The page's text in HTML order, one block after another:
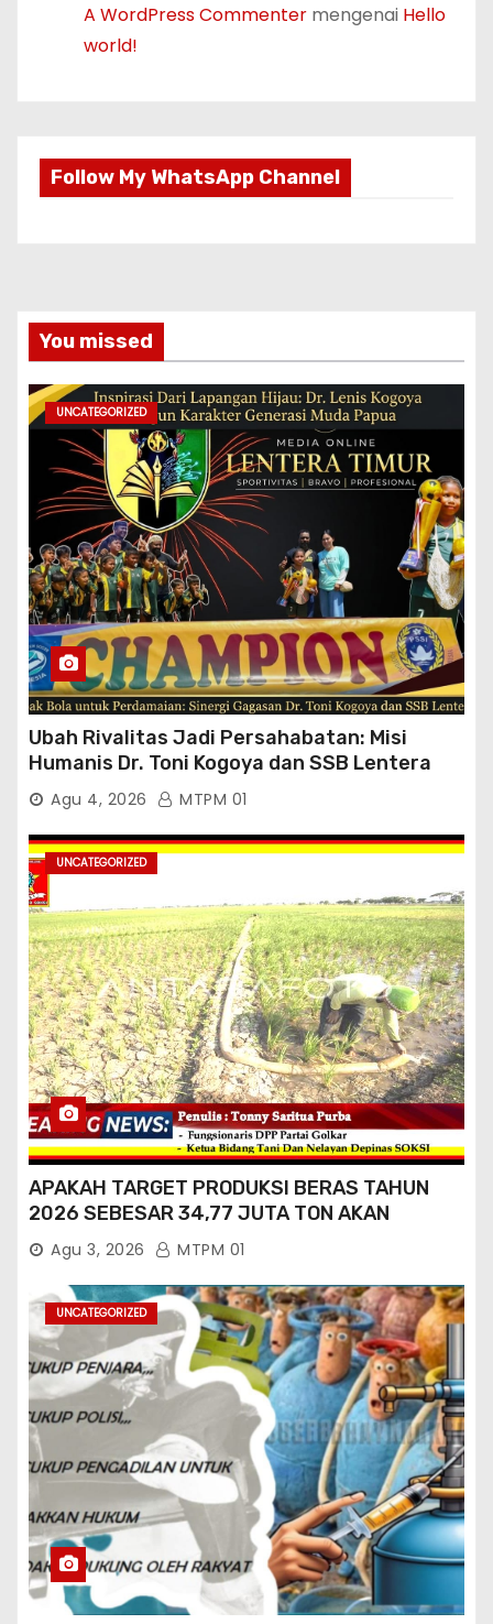
A WordPress Commenter mengenai Hello
world!
Follow My WhatsApp Channel
You missed
UNCATEGORIZED
Ubah Rivalitas Jadi Persahabatan: Misi
Humanis Dr. Toni Kogoya dan SSB Lentera
TimurAgu 4, 2026 MTPM 01
UNCATEGORIZED
APAKAH TARGET PRODUKSI BERAS TAHUN
2026 SEBESAR 34,77 JUTA TON AKAN
TERCAPAI ?
Agu 3, 2026 MTPM 01
UNCATEGORIZED